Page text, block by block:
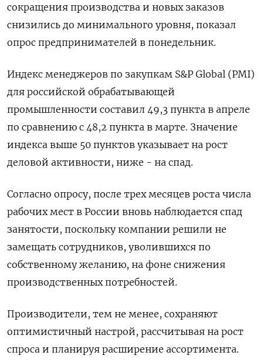
сокращения производства и новых заказов
снизились до минимального уровня, показал
опрос предпринимателей в понедельник.
Индекс менеджеров по закупкам S&P Global (PMI)
для российской обрабатывающей
промышленности составил 49,3 пункта в апреле
по сравнению с 48,2 пункта в марте. Значение
индекса выше 50 пунктов указывает на рост
деловой активности, ниже - на спад.
Согласно опросу, после трех месяцев роста числа
рабочих мест в России вновь наблюдается спад
занятости, поскольку компании решили не
замещать сотрудников, уволившихся по
собственному желанию, на фоне снижения
производственных потребностей.
Производители, тем не менее, сохраняют
оптимистичный настрой, рассчитывая на рост
спроса и планируя расширение ассортимента.